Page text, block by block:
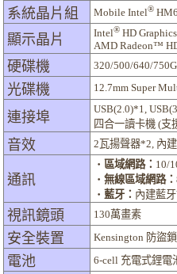
系統晶片組 Mobile Intel®
顯示晶片 Intel® HD
AMD Radeon™
硬碟機 320/500/640/
光碟機 12.7mm Super
連接埠
USB(2.0)*1,
四合一讀卡機 (支
音效 2瓦揚聲器*2, 內
通訊
‧ 區域網路： 10/
‧ 無線區域網路：
‧ 藍牙： 內建藍
視訊鏡頭 130萬畫素
安全裝置 Kensington 防盜
電池 6-cell 充電式鋰電